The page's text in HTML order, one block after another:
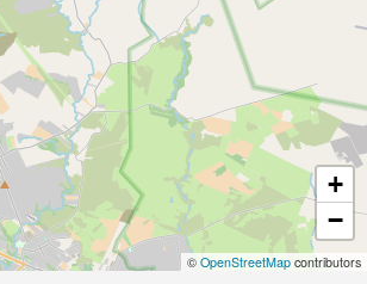
+
−
© OpenStreetMap contributors